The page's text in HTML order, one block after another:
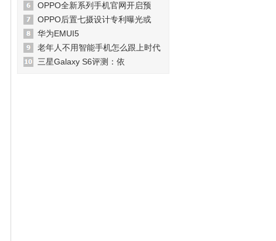
OPPO全新系列手机官网开启预
OPPO后置七摄设计专利曝光或
华为EMUI5
老年人不用智能手机怎么跟上时代
三星Galaxy S6评测：依